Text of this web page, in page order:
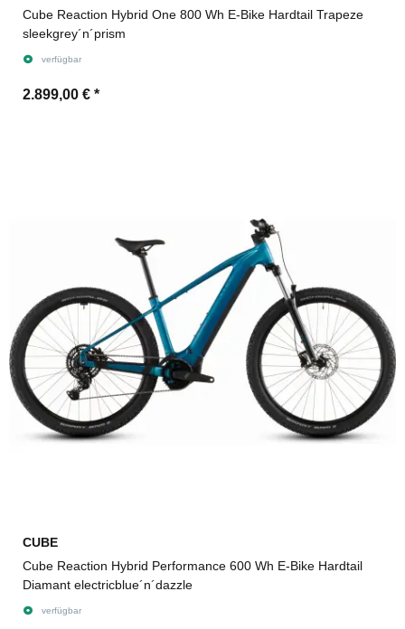
Cube Reaction Hybrid One 800 Wh E-Bike Hardtail Trapeze
sleekgrey´n´prism
verfügbar
2.899,00 € *
CUBE
Cube Reaction Hybrid Performance 600 Wh E-Bike Hardtail
Diamant electricblue´n´dazzle
verfügbar